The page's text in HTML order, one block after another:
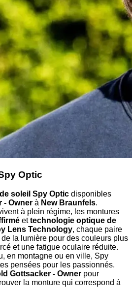
Optic
soleil Spy Optic disponibles
- Owner à New Braunfels.
à plein régime, les montures
ettechnologie optique de
Lens Technology, chaque paire
la lumière pour des couleurs plus
et une fatigue oculaire réduite.
en montagne ou en ville, Spy
pensées pour les passionnés.
Gottsacker - Owner pour
la monture qui correspond à